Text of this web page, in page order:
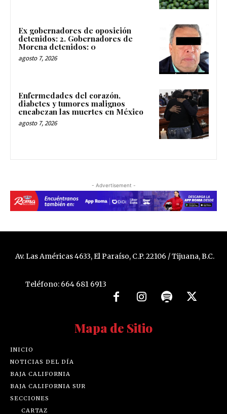
Ex gobernadores de oposición
detenidos: 2. Gobernadores de
Morena detenidos: 0
agosto 7, 2026
Enfermedades del corazón,
diabetes y tumores malignos
encabezan las muertes en México
agosto 7, 2026
- Advertisement -
Av. Las Américas 4633, El Paraíso, C.P. 22106 / Tijuana, B.C.
Teléfono: 664 681 6913
Mapa de Sitio
INICIO
NOTICIAS DEL DÍA
BAJA CALIFORNIA
BAJA CALIFORNIA SUR
SECCIONES
CARTAZ